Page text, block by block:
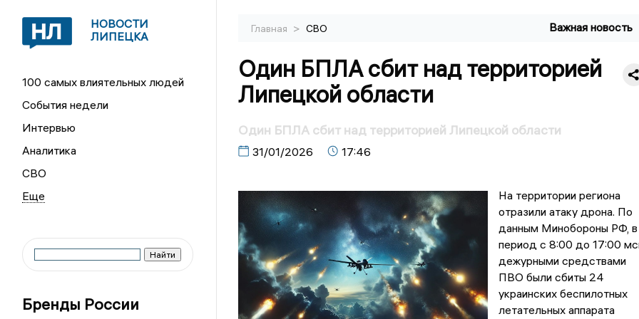
НОВОСТИ
ЛИПЕЦКА
100 самых влиятельных людей
События недели
Интервью
Аналитика
СВО
Бренды России
Главная > СВО Важная новость
Один БПЛА сбит над территорией
Липецкой области
Один БПЛА сбит над территорией Липецкой области
31/01/2026 17:46
На территории региона
отразили атаку дрона. По
данным Минобороны РФ, в
период с 8:00 до 17:00
дежурными средствами
ПВО были сбиты 24
украинских беспилотных
летательных аппарата